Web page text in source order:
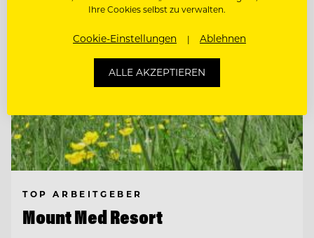
TOP ARBEITGEBER
Mount Med Resort
Ihre Cookies selbst zu verwalten.
Cookie-Einstellungen Ablehnen
ALLE AKZEPTIEREN